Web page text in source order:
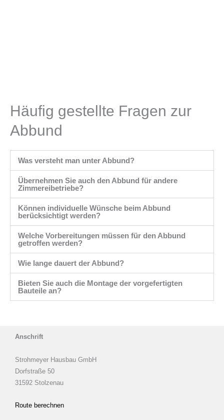
Häufig gestellte Fragen zur
Abbund
Was versteht man unter Abbund?
Übernehmen Sie auch den Abbund für andere
Zimmereibetriebe?
Können individuelle Wünsche beim Abbund
berücksichtigt werden?
Welche Vorbereitungen müssen für den Abbund
getroffen werden?
Wie lange dauert der Abbund?
Bieten Sie auch die Montage der vorgefertigten
Bauteile an?
Anschrift
Strohmeyer Hausbau GmbH
Dorfstraße 50
31592 Stolzenau
Route berechnen